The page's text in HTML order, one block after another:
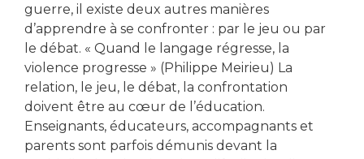
guerre, il existe deux autres manières
d’apprendre à se confronter : par le jeu ou par
le débat. « Quand le langage régresse, la
violence progresse » (Philippe Meirieu) La
relation, le jeu, le débat, la confrontation
doivent être au cœur de l’éducation.
Enseignants, éducateurs, accompagnants et
parents sont parfois démunis devant la